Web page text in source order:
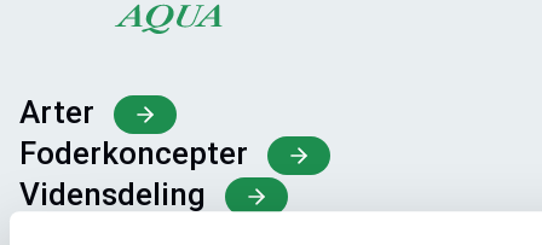
Arter
Foderkoncepter
Vidensdeling